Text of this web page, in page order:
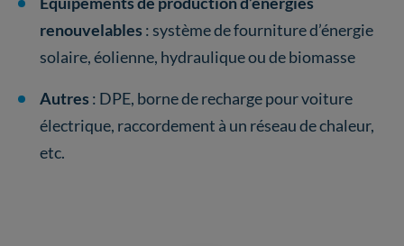
renouvelables : système de fourniture d’énergie
solaire, éolienne, hydraulique ou de biomasse
Autres : DPE, borne de recharge pour voiture
électrique, raccordement à un réseau de chaleur,
etc.